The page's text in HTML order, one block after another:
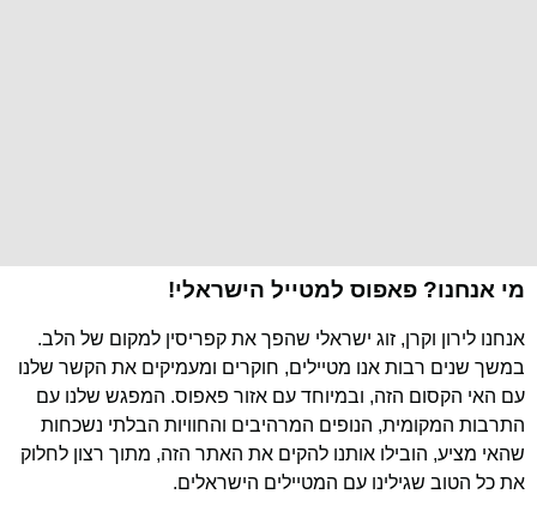
מי אנחנו? פאפוס למטייל הישראלי!
אנחנו לירון וקרן, זוג ישראלי שהפך את קפריסין למקום של הלב.
במשך שנים רבות אנו מטיילים, חוקרים ומעמיקים את הקשר שלנו
עם האי הקסום הזה, ובמיוחד עם אזור פאפוס. המפגש שלנו עם
התרבות המקומית, הנופים המרהיבים והחוויות הבלתי נשכחות
שהאי מציע, הובילו אותנו להקים את האתר הזה, מתוך רצון לחלוק
את כל הטוב שגילינו עם המטיילים הישראלים.